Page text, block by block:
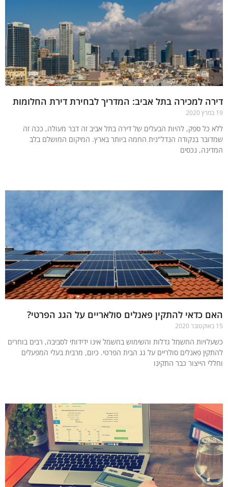
למכירה בתל אביב: המדריך לבחירת דירת החלומות
כל ספק, להיות הבעלים של דירה בתל אביב זה דבר מעולה, ככה זה
בנקודה הנדל"נית החמה ביותר בארץ. המיקום המושלם בלב
נכסים
כדאי להתקין פאנלים סולאריים על הגג הפרטי?
החשמל גדלות והשימוש בחשמל אינו ידידותי לסביבה, רבים בוחרים
פאנלים סולריים על גג הבית הפרטי. כיום, מרבית בעלי המפעלים
הייצור כבר התקינו